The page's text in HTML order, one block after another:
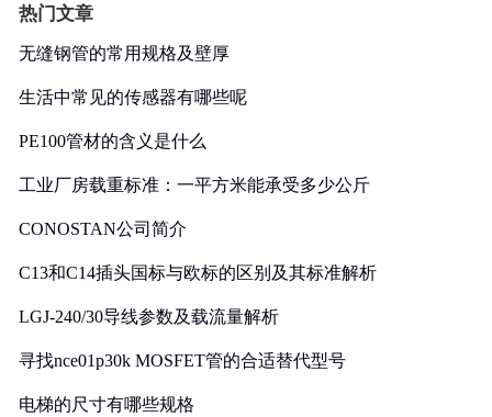
热门文章
无缝钢管的常用规格及壁厚
生活中常见的传感器有哪些呢
PE100管材的含义是什么
工业厂房载重标准：一平方米能承受多少公斤
CONOSTAN公司简介
C13和C14插头国标与欧标的区别及其标准解析
LGJ-240/30导线参数及载流量解析
寻找nce01p30k MOSFET管的合适替代型号
电梯的尺寸有哪些规格